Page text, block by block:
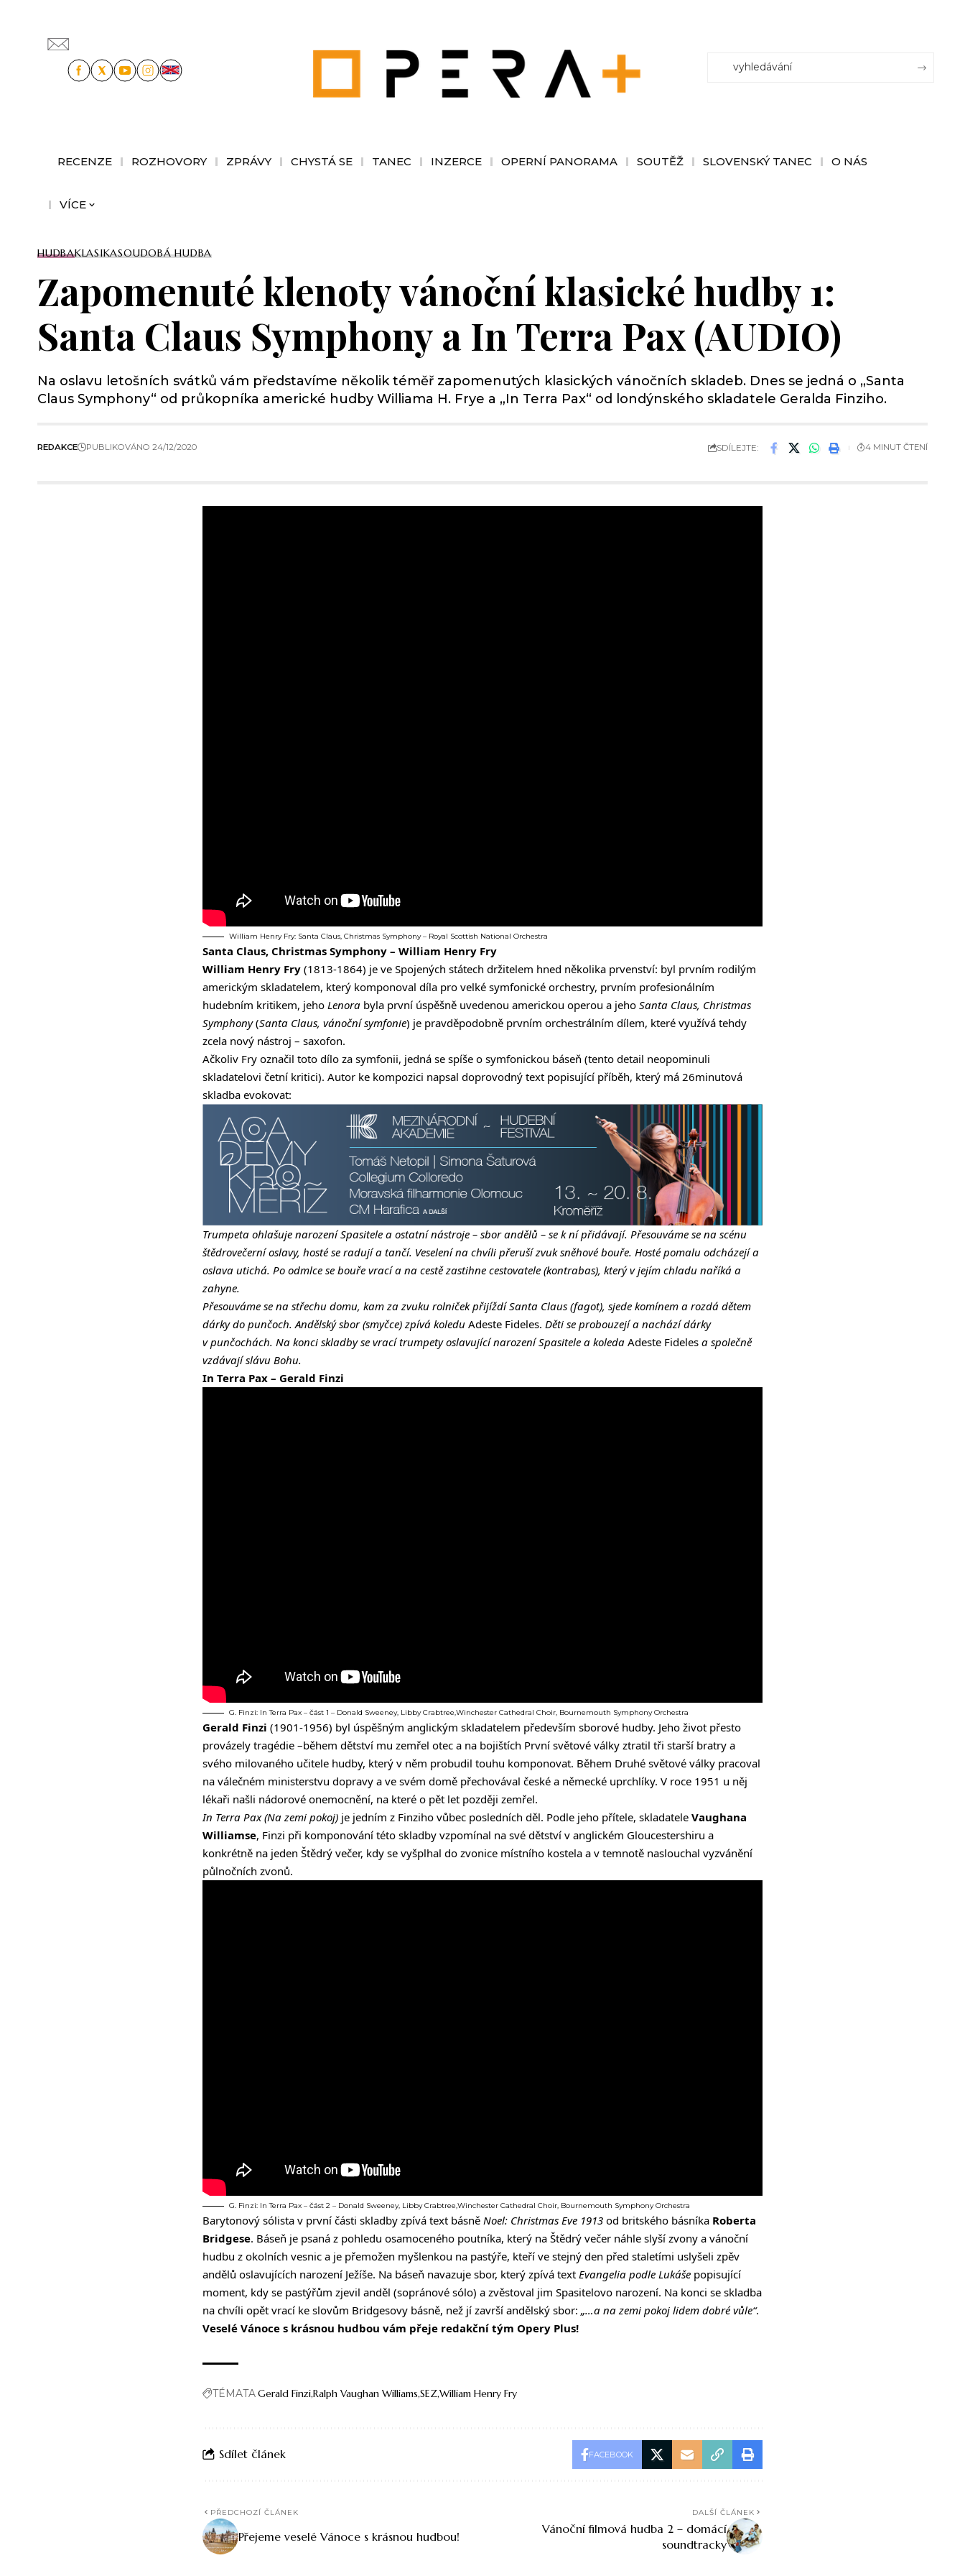
RECENZE ROZHOVORY ZPRÁVY CHYSTÁ SE TANEC INZERCE OPERNÍ PANORAMA SOUTĚŽ SLOVENSKÝ TANEC O NÁS
VÍCE
HUDBAKLASIKASOUDOBÁ HUDBA
Zapomenuté klenoty vánoční klasické hudby 1:
Santa Claus Symphony a In Terra Pax (AUDIO)
Na oslavu letošních svátků vám představíme několik téměř zapomenutých klasických vánočních skladeb. Dnes se jedná o „Santa
Claus Symphony“ od průkopníka americké hudby Williama H. Frye a „In Terra Pax“ od londýnského skladatele Geralda Finziho.
REDAKCE PUBLIKOVÁNO 24/12/2020 SDÍLEJTE: 4 MINUT ČTENÍ
William Henry Fry: Santa Claus, Christmas Symphony – Royal Scottish National Orchestra
Santa Claus, Christmas Symphony – William Henry Fry
William Henry Fry (1813-1864) je ve Spojených státech držitelem hned několika prvenství: byl prvním rodilým
americkým skladatelem, který komponoval díla pro velké symfonické orchestry, prvním profesionálním
hudebním kritikem, jeho Lenora byla první úspěšně uvedenou americkou operou a jeho Santa Claus, Christmas
Symphony(Santa Claus, vánoční symfonie) je pravděpodobně prvním orchestrálním dílem, které využívá tehdy
zcela nový nástroj – saxofon.
Ačkoliv Fry označil toto dílo za symfonii, jedná se spíše o symfonickou báseň (tento detail neopominuli
skladatelovi četní kritici). Autor ke kompozici napsal doprovodný text popisující příběh, který má 26minutová
skladba evokovat:
Trumpeta ohlašuje narození Spasitele a ostatní nástroje – sbor andělů – se k ní přidávají. Přesouváme se na scénu
štědrovečerní oslavy, hosté se radují a tančí. Veselení na chvíli přeruší zvuk sněhové bouře. Hosté pomalu odcházejí a
oslava utichá. Po odmlce se bouře vrací a na cestě zastihne cestovatele (kontrabas), který v jejím chladu naříká a
zahyne.
Přesouváme se na střechu domu, kam za zvuku rolniček přijíždí Santa Claus (fagot), sjede komínem a rozdá dětem
dárky do punčoch. Andělský sbor (smyčce) zpívá koledu Adeste Fideles. Děti se probouzejí a nachází dárky
v punčochách. Na konci skladby se vrací trumpety oslavující narození Spasitele a koleda Adeste Fideles a společně
vzdávají slávu Bohu.
In Terra Pax – Gerald Finzi
G. Finzi: In Terra Pax – část 1 – Donald Sweeney, Libby Crabtree,Winchester Cathedral Choir, Bournemouth Symphony Orchestra
Gerald Finzi (1901-1956) byl úspěšným anglickým skladatelem především sborové hudby. Jeho život přesto
provázely tragédie –během dětství mu zemřel otec a na bojištích První světové války ztratil tři starší bratry a
svého milovaného učitele hudby, který v něm probudil touhu komponovat. Během Druhé světové války pracoval
na válečném ministerstvu dopravy a ve svém domě přechovával české a německé uprchlíky. V roce 1951 u něj
lékaři našli nádorové onemocnění, na které o pět let později zemřel.
In Terra Pax (Na zemi pokoj) je jedním z Finziho vůbec posledních děl. Podle jeho přítele, skladatele Vaughana
Williamse, Finzi při komponování této skladby vzpomínal na své dětství v anglickém Gloucestershiru a
konkrétně na jeden Štědrý večer, kdy se vyšplhal do zvonice místního kostela a v temnotě naslouchal vyzvánění
půlnočních zvonů.
G. Finzi: In Terra Pax – část 2 – Donald Sweeney, Libby Crabtree,Winchester Cathedral Choir, Bournemouth Symphony Orchestra
Barytonový sólista v první části skladby zpívá text básně Noel: Christmas Eve 1913 od britského básníka Roberta
Bridgese. Báseň je psaná z pohledu osamoceného poutníka, který na Štědrý večer náhle slyší zvony a vánoční
hudbu z okolních vesnic a je přemožen myšlenkou na pastýře, kteří ve stejný den před staletími uslyšeli zpěv
andělů oslavujících narození Ježíše. Na báseň navazuje sbor, který zpívá text Evangelia podle Lukáše popisující
moment, kdy se pastýřům zjevil anděl (sopránové sólo) a zvěstoval jim Spasitelovo narození. Na konci se skladba
na chvíli opět vrací ke slovům Bridgesovy básně, než jí završí andělský sbor: „…a na zemi pokoj lidem dobré vůle“.
Veselé Vánoce s krásnou hudbou vám přeje redakční tým Opery Plus!
TÉMATAGerald FinziRalph Vaughan Williams SEZWilliam Henry Fry
Sdílet článek FACEBOOK
PŘEDCHOZÍ ČLÁNEK
Přejeme veselé Vánoce s krásnou hudbou!
DALŠÍ ČLÁNEK
Vánoční filmová hudba 2 – domácí
soundtracky